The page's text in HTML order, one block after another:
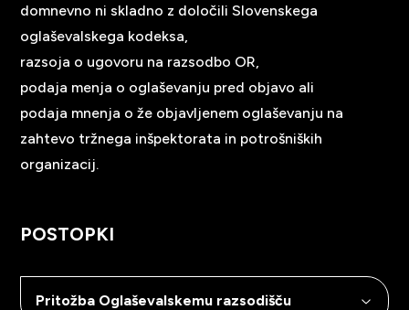
domnevno ni skladno z določili Slovenskega
oglaševalskega kodeksa,
razsoja o ugovoru na razsodbo OR,
podaja menja o oglaševanju pred objavo ali
podaja mnenja o že objavljenem oglaševanju na
zahtevo tržnega inšpektorata in potrošniških
organizacij.
POSTOPKI
Pritožba Oglaševalskemu razsodišču